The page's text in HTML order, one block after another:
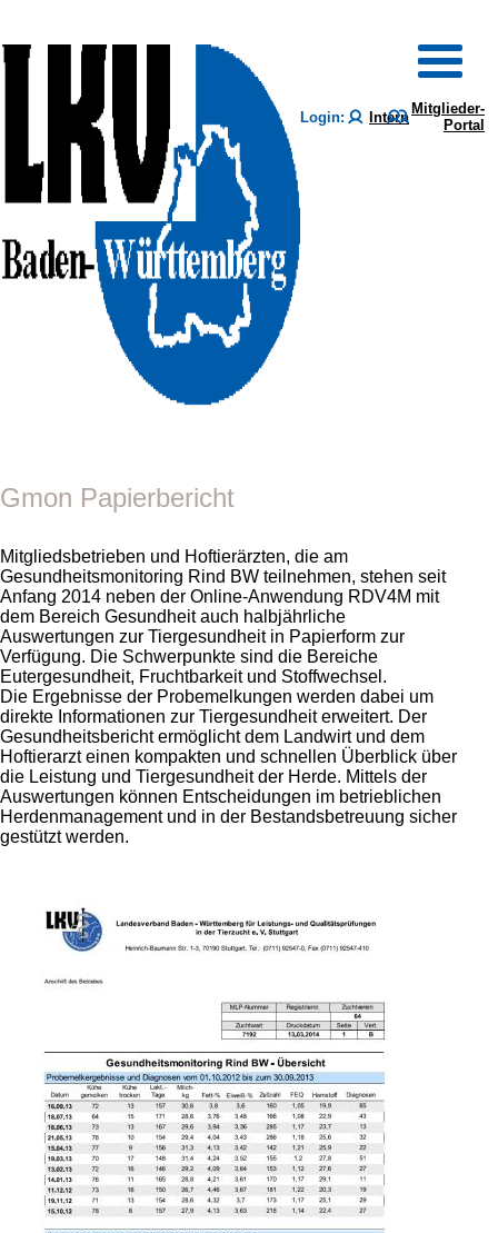
Login: Intern Mitglieder-
Portal
Gmon Papierbericht
Mitgliedsbetrieben und Hoftierärzten, die am
Gesundheitsmonitoring Rind BW teilnehmen, stehen seit
Anfang 2014 neben der Online-Anwendung RDV4M mit
dem Bereich Gesundheit auch halbjährliche
Auswertungen zur Tiergesundheit in Papierform zur
Verfügung. Die Schwerpunkte sind die Bereiche
Eutergesundheit, Fruchtbarkeit und Stoffwechsel.
Die Ergebnisse der Probemelkungen werden dabei um
direkte Informationen zur Tiergesundheit erweitert. Der
Gesundheitsbericht ermöglicht dem Landwirt und dem
Hoftierarzt einen kompakten und schnellen Überblick über
die Leistung und Tiergesundheit der Herde. Mittels der
Auswertungen können Entscheidungen im betrieblichen
Herdenmanagement und in der Bestandsbetreuung sicher
gestützt werden.